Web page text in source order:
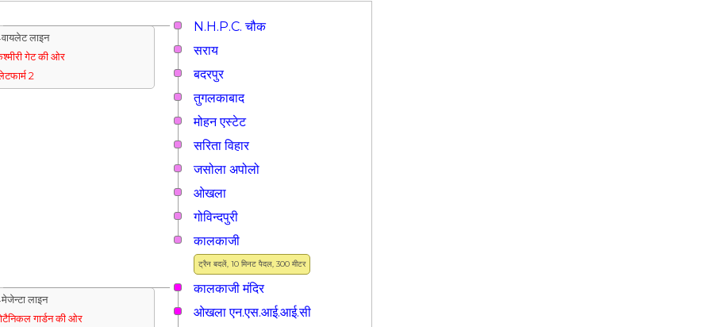
N.H.P.C. चौक
लाइन
गेट की ओर
2
सराय
बदरपुर
तुगलकाबाद
मोहन एस्टेट
सरिता विहार
जसोला अपोलो
ओखला
गोविन्दपुरी
ट्रैन बदलें, 10 मिनट पैदल, 300 मीटर
कालकाजी
कालकाजी मंदिर
लाइन
गार्डन की ओर
ओखला एन.एस.आई.आई.सी